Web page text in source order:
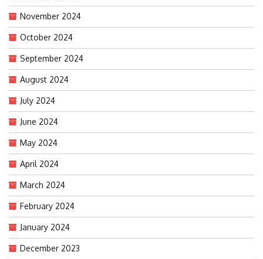
November 2024
October 2024
September 2024
August 2024
July 2024
June 2024
May 2024
April 2024
March 2024
February 2024
January 2024
December 2023